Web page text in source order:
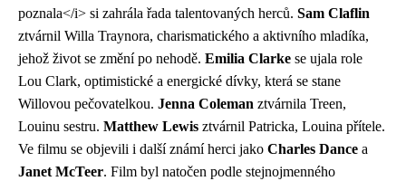
poznala</i> si zahrála řada talentovaných herců. Sam Claflin
ztvárnil Willa Traynora, charismatického a aktivního mladíka,
jehož život se změní po nehodě. Emilia Clarke se ujala role
Lou Clark, optimistické a energické dívky, která se stane
Willovou pečovatelkou. Jenna Coleman ztvárnila Treen,
Louinu sestru. Matthew Lewis ztvárnil Patricka, Louina přítele.
Ve filmu se objevili i další známí herci jako Charles Dance a
Janet McTeer. Film byl natočen podle stejnojmenného